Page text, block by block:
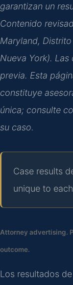
garantizan un
Contenido
Maryland,
Nueva York).
previa. Esta
constituye
única; consulte
su caso.
Case results
unique to
Attorney advertising.
outcome.
Los resultados